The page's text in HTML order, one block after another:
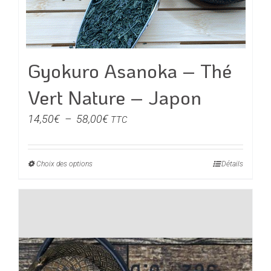
du
produit
Gyokuro Asanoka – Thé
Vert Nature – Japon
14,50€ – 58,00€Plage
prix :
TTC
Choix des optionsCe
Les
options
Détails